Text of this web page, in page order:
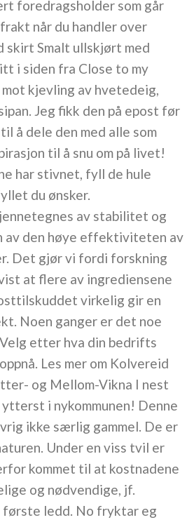
foredragsholder som går
når du handler over
skirt Smalt ullskjørt med
i siden fra Close to my
kjevling av hvetedeig,
Jeg fikk den på epost før
å dele den med alle som
til å snu om på livet!
har stivnet, fyll de hule
du ønsker.
av stabilitet og
av den høye effektiviteten av
Det gjør vi fordi forskning
at flere av ingrediensene
virkelig gir en
Noen ganger er det noe
etter hva din bedrifts
Les mer om Kolvereid
og Mellom-Vikna I nest
i nykommunen! Denne
ikke særlig gammel. De er
Under en viss tvil er
kommet til at kostnadene
og nødvendige, jf.
ledd. No fryktar eg